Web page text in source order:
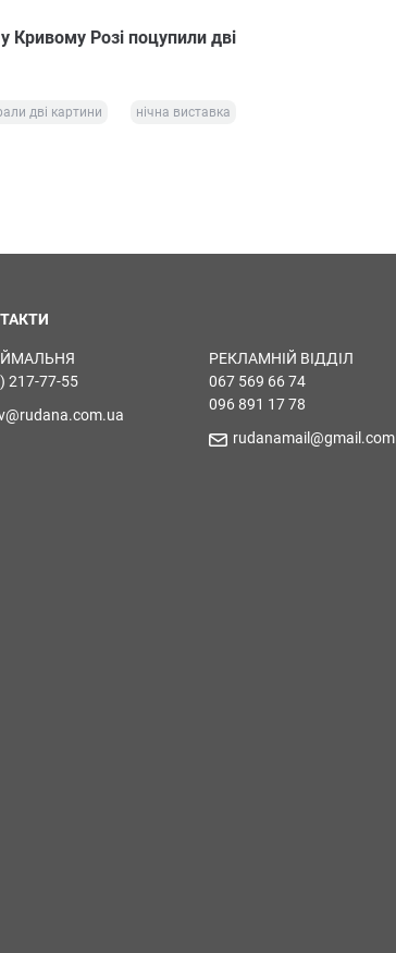
Кривому Розі поцупили дві
дві картини
нічна виставка
217-77-55
РЕКЛАМНІЙ ВІДДІЛ
067 569 66 74
096 891 17 78
rudanamail@gmail.com